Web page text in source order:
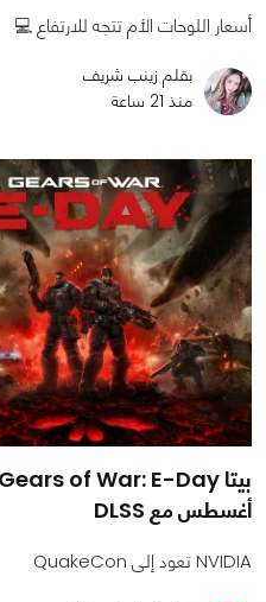
أسعار اللوحات الأم تتجه للارتفاع 💻
بقلم زينب شريف
منذ 21 ساعة
أغسطس مع DLSS
NVIDIA تعود إلى QuakeCon